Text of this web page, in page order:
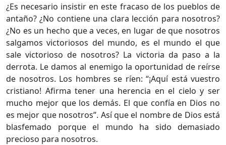
¿Es necesario insistir en este fracaso de los pueblos de
antaño? ¿No contiene una clara lección para nosotros?
¿No es un hecho que a veces, en lugar de que nosotros
salgamos victoriosos del mundo, es el mundo el que
sale victorioso de nosotros? La victoria da paso a la
derrota. Le damos al enemigo la oportunidad de reírse
de nosotros. Los hombres se ríen: “¡Aquí está vuestro
cristiano! Afirma tener una herencia en el cielo y ser
mucho mejor que los demás. El que confía en Dios no
es mejor que nosotros”. Así que el nombre de Dios está
blasfemado porque el mundo ha sido demasiado
precioso para nosotros.